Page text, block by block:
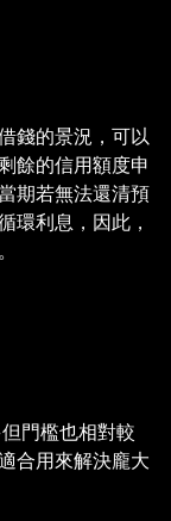
錢的景況，可以
餘的信用額度申
期若無法還清預
環利息，因此，
門檻也相對較
合用來解決龐大